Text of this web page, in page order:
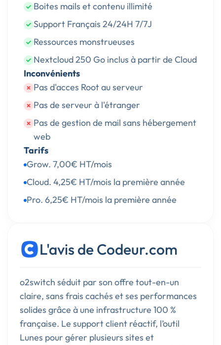
Boites mails et contenu illimité
Support Français 24/24H 7/7J
Ressources monstrueuses
Nextcloud 250 Go inclus à partir de Cloud
Inconvénients
Pas d'acces Root au serveur
Pas de serveur à l'étranger
Pas de gestion de mail sans hébergement
web
Tarifs
Grow. 7,00€ HT/mois
Cloud. 4,25€ HT/mois la première année
Pro. 6,25€ HT/mois la première année
L'avis de Codeur.com
o2switch séduit par son offre tout-en-un
claire, sans frais cachés et ses performances
solides grâce à une infrastructure 100 %
française. Le support client réactif, l’outil
Lunes pour gérer plusieurs sites et